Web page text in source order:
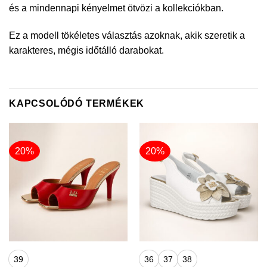
és a mindennapi kényelmet ötvözi a kollekciókban.
Ez a modell tökéletes választás azoknak, akik szeretik a
karakteres, mégis időtálló darabokat.
KAPCSOLÓDÓ TERMÉKEK
20%
39
20%
36 37 38